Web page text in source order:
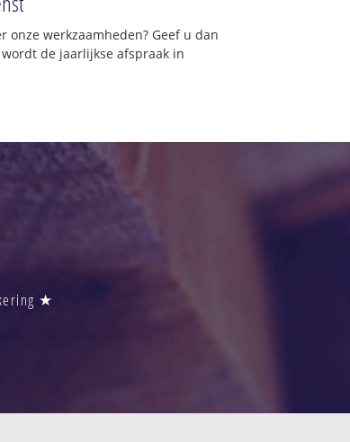
onze werkzaamheden? Geef u dan
de jaarlijkse afspraak in
★